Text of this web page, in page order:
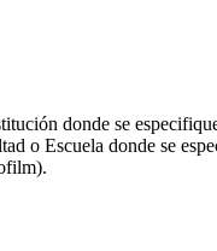
donde se
o Escuela donde se